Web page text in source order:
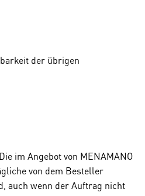
der übrigen
im Angebot von MENAMANO
von dem Besteller
auch wenn der Auftrag nicht